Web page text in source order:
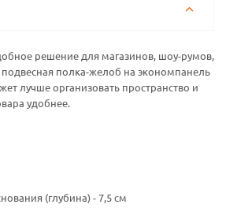
решение для магазинов, шоу-румов,
полка-желоб на экономпанель
лучше организовать пространство и
удобнее.
(глубина) - 7,5 см